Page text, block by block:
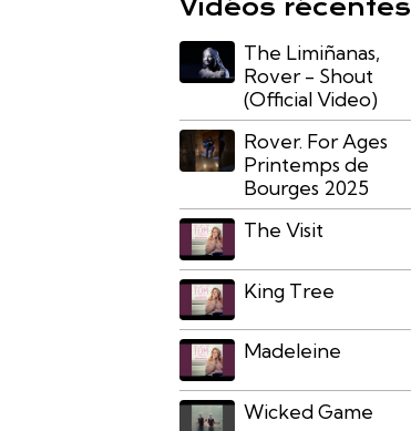
Vidéos récentes
The Limiñanas,
Rover - Shout
(Official Video)
Rover. For Ages
Printemps de
Bourges 2025
The Visit
King Tree
Madeleine
Wicked Game